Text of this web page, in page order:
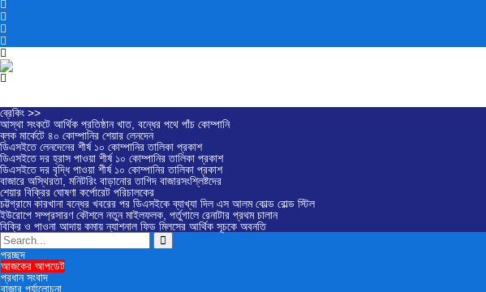
ব্রেকিং >>
আস্থা সংকটে আর্থিক প্রতিষ্ঠান খাত, বন্ধের পথে পাঁচ কোম্পানি
ব্লক মার্কেটে ৪০ কোম্পানির শেয়ার লেনদেন
ডিএসইতে লেনদেনের শীর্ষ ১০ কোম্পানির তালিকা প্রকাশ
ডিএসইতে দর হ্রাস পাওয়া শীর্ষ ১০ কোম্পানির তালিকা প্রকাশ
ডিএসইতে দর বৃদ্ধি পাওয়া শীর্ষ ১০ কোম্পানির তালিকা প্রকাশ
বাজারে অস্থিরতা, মনিটরিং বাড়ানোর তাগিদ বাজারসংশ্লিষ্টদের
শেয়ার বিক্রির ঘোষণা কর্পোরেট পরিচালকের
চট্টগ্রামে কারখানা বন্ধের খবরের পর ডিএসইকে ব্যাখ্যা দিল এস আলম কোল্ড রোল্ড স্টিল
ইউরোপে সম্প্রসারণ কৌশলে নতুন মাইলফলক, পর্তুগালে রেনাটার প্রথম চালান
বিক্রি ও পাওনা আদায় কমায় ন্যাশনাল ফিড মিলসের আর্থিক সূচকে অবনতি
প্রচ্ছদ
আজকের আপডেট
প্রধান সংবাদ
বাজার পর্যালোচনা